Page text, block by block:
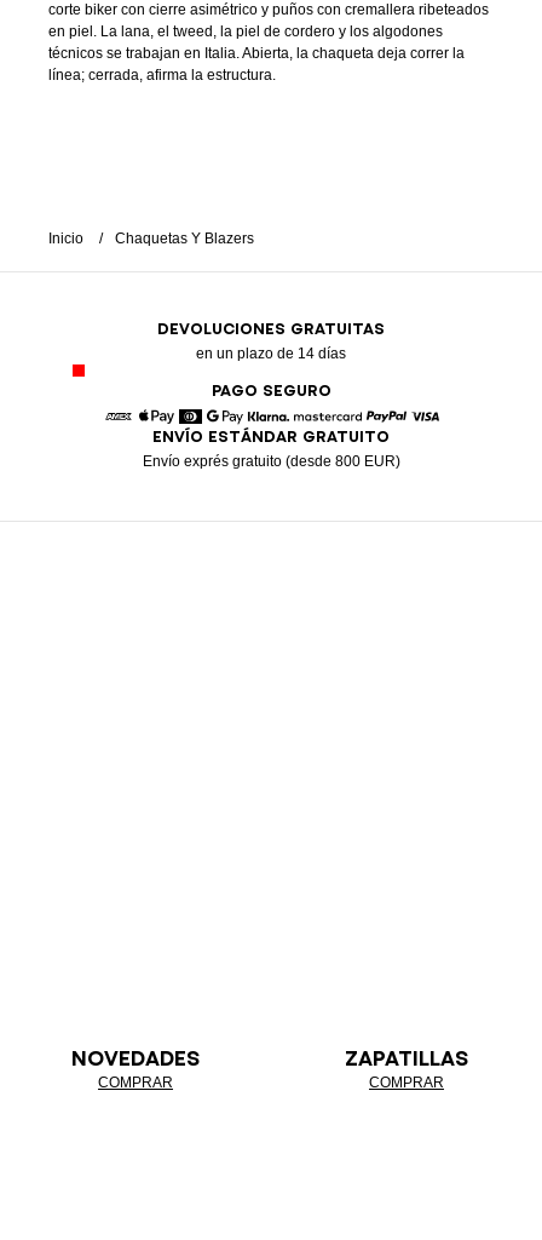
corte biker con cierre asimétrico y puños con cremallera ribeteados
en piel. La lana, el tweed, la piel de cordero y los algodones
técnicos se trabajan en Italia. Abierta, la chaqueta deja correr la
línea; cerrada, afirma la estructura.
Inicio Chaquetas Y Blazers
DEVOLUCIONES GRATUITAS
en un plazo de 14 días
PAGO SEGURO
American Express
Apple Pay
DinersGoogle Pay
Klarna MastercardPaypal
ENVÍO ESTÁNDAR GRATUITO
Envío exprés gratuito (desde 800 EUR)
NOVEDADES
COMPRAR
ZAPATILLAS
COMPRAR